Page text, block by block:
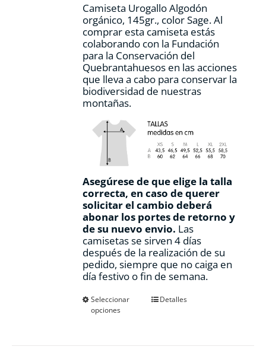
página
de
producto
Camiseta Urogallo Algodón
orgánico, 145gr., color Sage. Al
comprar esta camiseta estás
colaborando con la Fundación
para la Conservación del
Quebrantahuesos en las acciones
que lleva a cabo para conservar la
biodiversidad de nuestras
montañas.
Asegúrese de que elige la talla
correcta, en caso de querer
solicitar el cambio deberá
abonar los portes de retorno y
de su nuevo envio. Las
camisetas se sirven 4 días
después de la realización de su
pedido, siempre que no caiga en
día festivo o fin de semana.
Seleccionar
opciones
EsteDetalles